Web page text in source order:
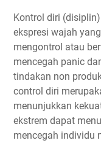
Kontrol diri
ekspresi wajah
mengontrol atau
mencegah panic
tindakan non
control diri
menunjukkan
ekstrem dapat
mencegah individu